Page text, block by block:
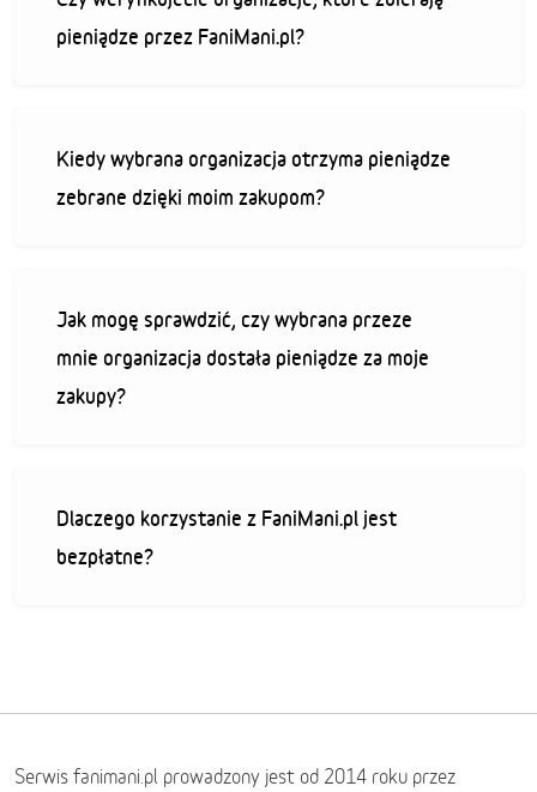
pieniądze przez FaniMani.pl?
Kiedy wybrana organizacja otrzyma pieniądze
zebrane dzięki moim zakupom?
Jak mogę sprawdzić, czy wybrana przeze
mnie organizacja dostała pieniądze za moje
zakupy?
Dlaczego korzystanie z FaniMani.pl jest
bezpłatne?
Serwis fanimani.pl prowadzony jest od 2014 roku przez